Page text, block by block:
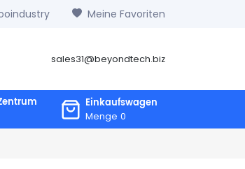
Meine Favoriten
sales31@beyondtech.biz
Einkaufswagen
Menge 0